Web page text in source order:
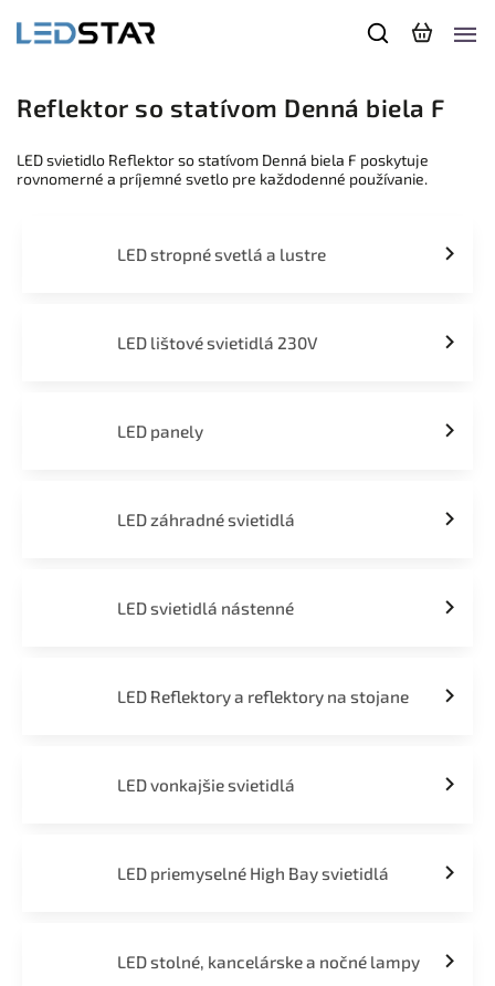
Reflektor so statívom Denná biela F
LED svietidlo Reflektor so statívom Denná biela F poskytuje
rovnomerné a príjemné svetlo pre každodenné používanie.
LED stropné svetlá a lustre
LED lištové svietidlá 230V
LED panely
LED záhradné svietidlá
LED svietidlá nástenné
LED Reflektory a reflektory na stojane
LED vonkajšie svietidlá
LED priemyselné High Bay svietidlá
LED stolné, kancelárske a nočné lampy